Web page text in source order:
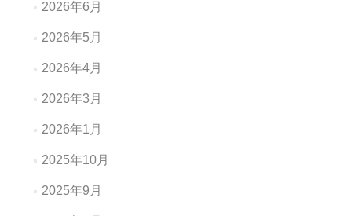
2026年6月
2026年5月
2026年4月
2026年3月
2026年1月
2025年10月
2025年9月